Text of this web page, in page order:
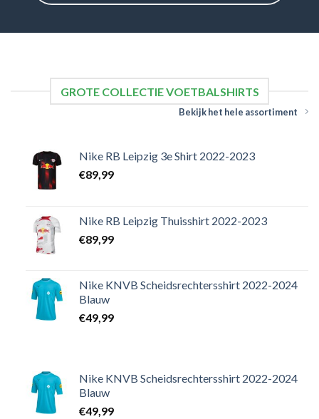
GROTE COLLECTIE VOETBALSHIRTS
Bekijk het hele assortiment
Nike RB Leipzig 3e Shirt 2022-2023
€89,99
Nike RB Leipzig Thuisshirt 2022-2023
€89,99
Nike KNVB Scheidsrechtersshirt 2022-2024
Blauw
€49,99
Nike KNVB Scheidsrechtersshirt 2022-2024
Blauw
€49,99